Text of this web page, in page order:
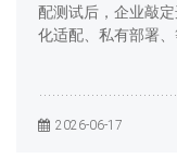
配测试后，企业敲
化适配、私有部署、
2026-06-17